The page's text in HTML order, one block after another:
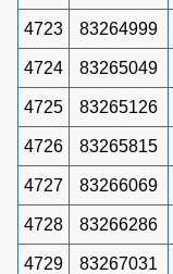
4723 83264999
4724 83265049
4725 83265126
4726 83265815
4727 83266069
4728 83266286
4729 83267031